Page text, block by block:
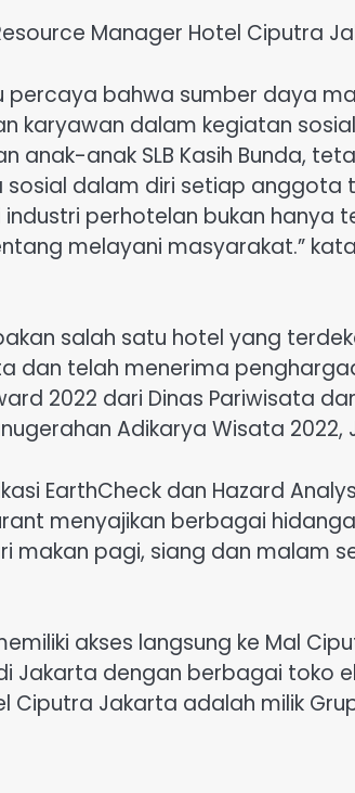
Manager Hotel Ciputra
percaya bahwa sumber daya
karyawan dalam kegiatan
anak-anak SLB Kasih Bunda,
dalam diri setiap anggota
perhotelan bukan hanya
melayani masyarakat.”
salah satu hotel yang
dan telah menerima
2022 dari Dinas Pariwisata
Adikarya Wisata 2022,
EarthCheck dan Hazard
menyajikan berbagai
makan pagi, siang dan malam
akses langsung ke Mal
Jakarta dengan berbagai toko
Ciputra Jakarta adalah milik